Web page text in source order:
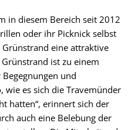
in diesem Bereich seit 2012
oder ihr Picknick selbst
eine attraktive
ist zu einem
und
wie es sich die Travemünder
hatten“, erinnert sich der
auch eine Belebung der